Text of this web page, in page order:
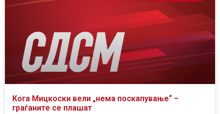
Кога Мицкоски вели „нема поскапување“ –
граѓаните се плашат